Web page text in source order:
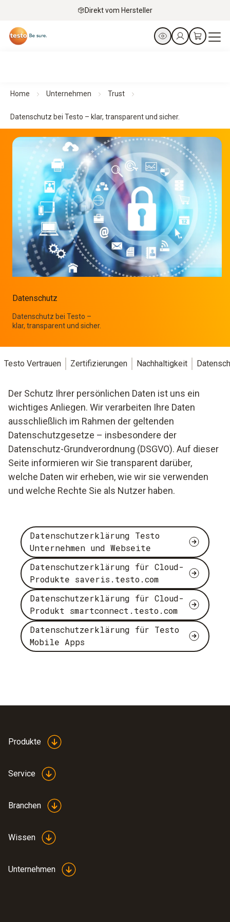
Direkt vom Hersteller
Home Unternehmen Trust
Datenschutz bei Testo – klar, transparent und sicher.
Datenschutz
Datenschutz bei Testo –
klar, transparent und sicher.
Testo Vertrauen Zertifizierungen Nachhaltigkeit
Der Schutz Ihrer persönlichen Daten ist uns ein
wichtiges Anliegen. Wir verarbeiten Ihre Daten
ausschließlich im Rahmen der geltenden
Datenschutzgesetze – insbesondere der
Datenschutz-Grundverordnung (DSGVO). Auf dieser
Seite informieren wir Sie transparent darüber,
welche Daten wir erheben, wie wir sie verwenden
und welche Rechte Sie als Nutzer haben.
Datenschutzerklärung Testo
Unternehmen und Webseite
Datenschutzerklärung für Cloud-
Produkte saveris.testo.com
Datenschutzerklärung für Cloud-
Produkt smartconnect.testo.com
Datenschutzerklärung für Testo
Mobile Apps
Produkte
Service
Branchen
Wissen
Unternehmen